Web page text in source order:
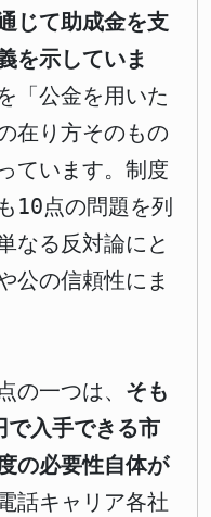
じて助成金を支
を示していま
「公金を用いた
在り方そのもの
ています。制度
10点の問題を列
なる反対論にと
公の信頼性にま
の一つは、 そも
で入手できる市
の必要性自体が
話キャリア各社